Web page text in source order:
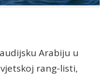
Arabiju u
rang-listi,